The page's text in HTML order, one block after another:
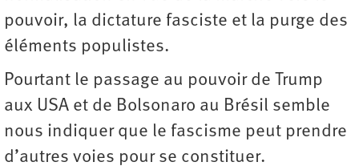
pouvoir, la dictature fasciste et la purge des
éléments populistes.
Pourtant le passage au pouvoir de Trump
aux USA et de Bolsonaro au Brésil semble
nous indiquer que le fascisme peut prendre
d’autres voies pour se constituer.